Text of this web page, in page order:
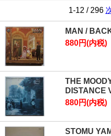
1-12 / 296
MAN /
880円(内税)
THE
DISTANCE
880円(内税)
STOMU